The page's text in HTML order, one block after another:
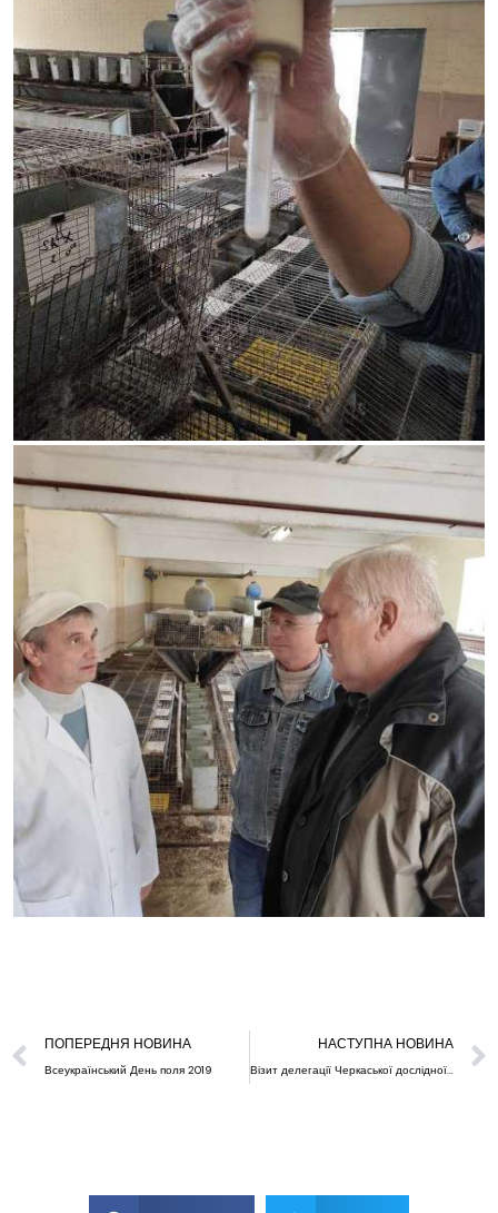
ПОПЕРЕДНЯ НОВИНА
Всеукраїнський День поля 2019
НАСТУПНА НОВИНА
Візит делегації Черкаської дослідної станції НААН до Республіки Польща